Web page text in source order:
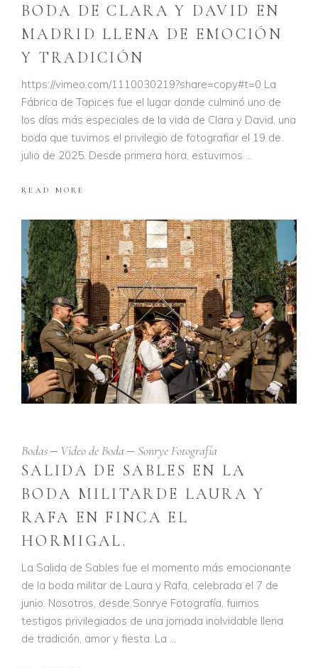
BODA DE CLARA Y DAVID EN
MADRID LLENA DE EMOCIÓN
Y TRADICIÓN
https://vimeo.com/1110030219?share=copy#t=0 La
Fábrica de Tapices fue el lugar donde culminó uno de
los días más especiales de la vida de Clara y David, una
boda que tuvimos el privilegio de fotografiar el 19 de
julio de 2025. Desde primera hora, estuvimos
READ MORE
Bodas Video de Boda Sonrye Fotografía
SALIDA DE SABLES EN LA
BODA MILITARDE LAURA Y
RAFA EN FINCA EL
HORMIGAL.
La Salida de Sables fue el momento más emocionante
de la boda militar de Laura y Rafa, celebrada el 7 de
junio. Nosotros, desde Sonrye Fotografía, fuimos
testigos privilegiados de una jornada inolvidable llena
de tradición, amor y fiesta. La